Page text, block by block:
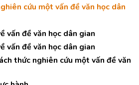
cứu một vấn đề văn học dân
vấn đề văn học dân gian
vấn đề văn học dân gian
thức nghiên cứu một vấn đề văn